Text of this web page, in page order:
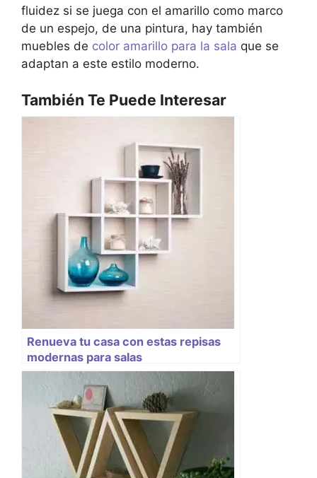
fluidez si se juega con el amarillo como marco
de un espejo, de una pintura, hay también
muebles de color amarillo para la sala que se
adaptan a este estilo moderno.
También Te Puede Interesar
Renueva tu casa con estas repisas
modernas para salas